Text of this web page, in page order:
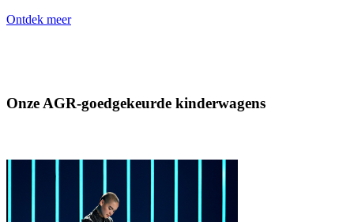
Ontdek meer
Onze AGR-goedgekeurde kinderwagens